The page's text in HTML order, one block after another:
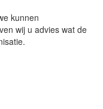
kunnen
wij u advies wat de